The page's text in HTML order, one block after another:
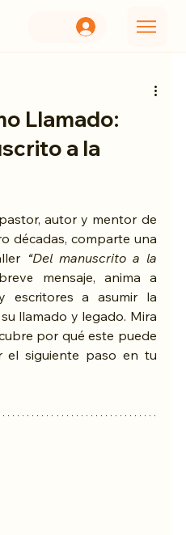
Llamado:
a la
autor y mentor de
décadas, comparte una
“Del manuscrito a la
mensaje, anima a
escritores a asumir la
llamado y legado. Mira
por qué este puede
el siguiente paso en tu